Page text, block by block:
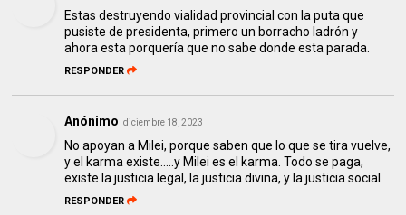
Estas destruyendo vialidad provincial con la puta que
pusiste de presidenta, primero un borracho ladrón y
ahora esta porquería que no sabe donde esta parada.
RESPONDER
Anónimo diciembre 18, 2023
No apoyan a Milei, porque saben que lo que se tira vuelve,
y el karma existe.....y Milei es el karma. Todo se paga,
existe la justicia legal, la justicia divina, y la justicia social
RESPONDER